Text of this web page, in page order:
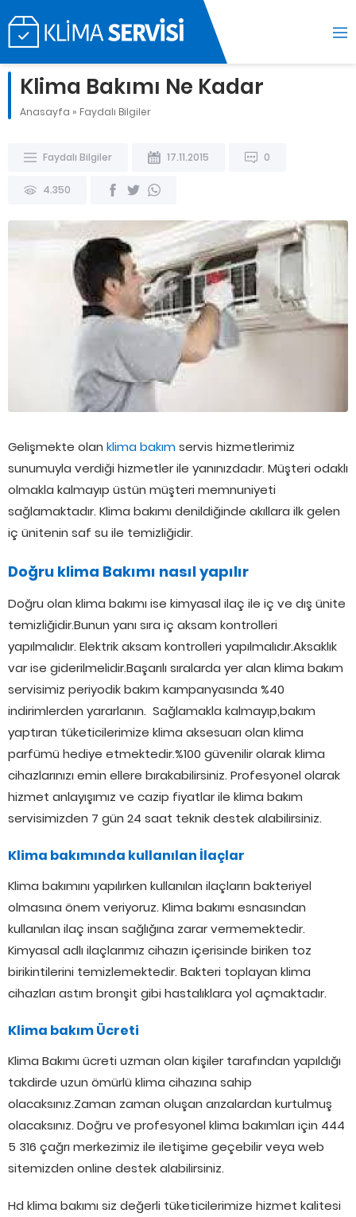
Klima Bakımı Ne Kadar
Anasayfa » Faydalı Bilgiler
Faydalı Bilgiler 17.11.2015 0
4.350
Gelişmekte olan klima bakımservis hizmetlerimiz
sunumuyla verdiği hizmetler ile yanınızdadır. Müşteri odaklı
olmakla kalmayıp üstün müşteri memnuniyeti
sağlamaktadır. Klima bakımı denildiğinde akıllara ilk gelen
iç ünitenin saf su ile temizliğidir.
Doğru klima Bakımı nasıl yapılır
Doğru olan klima bakımı ise kimyasal ilaç ile iç ve dış ünite
temizliğidir.Bunun yanı sıra iç aksam kontrolleri
yapılmalıdır. Elektrik aksam kontrolleri yapılmalıdır.Aksaklık
var ise giderilmelidir.Başarılı sıralarda yer alan klima bakım
servisimiz periyodik bakım kampanyasında %40
indirimlerden yararlanın. Sağlamakla kalmayıp,bakım
yaptıran tüketicilerimize klima aksesuarı olan klima
parfümü hediye etmektedir.%100 güvenilir olarak klima
cihazlarınızı emin ellere bırakabilirsiniz. Profesyonel olarak
hizmet anlayışımız ve cazip fiyatlar ile klima bakım
servisimizden 7 gün 24 saat teknik destek alabilirsiniz.
Klima bakımında kullanılan İlaçlar
Klima bakımını yapılırken kullanılan ilaçların bakteriyel
olmasına önem veriyoruz. Klima bakımı esnasından
kullanılan ilaç insan sağlığına zarar vermemektedir.
Kimyasal adlı ilaçlarımız cihazın içerisinde biriken toz
birikintilerini temizlemektedir. Bakteri toplayan klima
cihazları astım bronşit gibi hastalıklara yol açmaktadır.
Klima bakım Ücreti
Klima Bakımı ücreti uzman olan kişiler tarafından yapıldığı
takdirde uzun ömürlü klima cihazına sahip
olacaksınız.Zaman zaman oluşan arızalardan kurtulmuş
olacaksınız. Doğru ve profesyonel klima bakımları için 444
5 316 çağrı merkezimiz ile iletişime geçebilir veya web
sitemizden online destek alabilirsiniz.
Hd klima bakımı siz değerli tüketicilerimize hizmet kalitesi